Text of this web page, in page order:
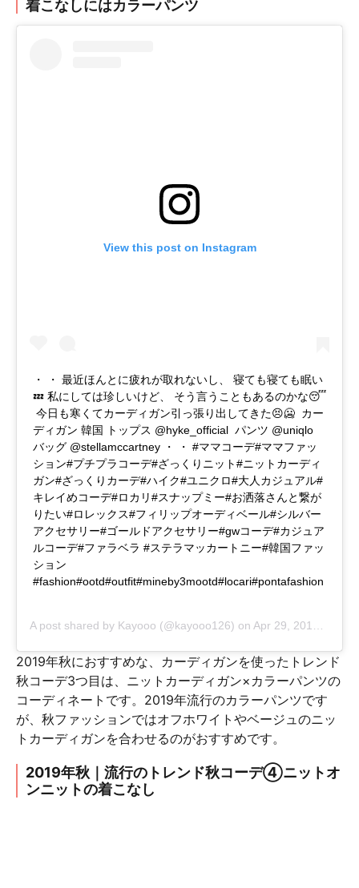
着こなしにはカラーパンツ
View this post on Instagram
・ ・ 最近ほんとに疲れが取れないし、 寝ても寝ても眠い
💤 私にしては珍しいけど、 そう言うこともあるのかな😴
今日も寒くてカーディガン引っ張り出してきた😣🥶 カー
ディガン 韓国 トップス @hyke_official パンツ @uniqlo
バッグ @stellamccartney ・ ・ #ママコーデ#ママファッ
ション#プチプラコーデ#ざっくりニット#ニットカーディ
ガン#ざっくりカーデ#ハイク#ユニクロ#大人カジュアル#
キレイめコーデ#ロカリ#スナップミー#お洒落さんと繋が
りたい#ロレックス#フィリップオーディベール#シルバー
アクセサリー#ゴールドアクセサリー#gwコーデ#カジュア
ルコーデ#ファラベラ #ステラマッカートニー#韓国ファッ
ション
#fashion#ootd#outfit#mineby3mootd#locari#pontafashion
A post shared by Kayooo (@kayooo126) on Apr 29, 2019 at 2:26am PDT
2019年秋におすすめな、カーディガンを使ったトレンド
秋コーデ3つ目は、ニットカーディガン×カラーパンツの
コーディネートです。2019年流行のカラーパンツです
が、秋ファッションではオフホワイトやベージュのニッ
トカーディガンを合わせるのがおすすめです。
2019年秋｜流行のトレンド秋コーデ④ニットオ
ンニットの着こなし